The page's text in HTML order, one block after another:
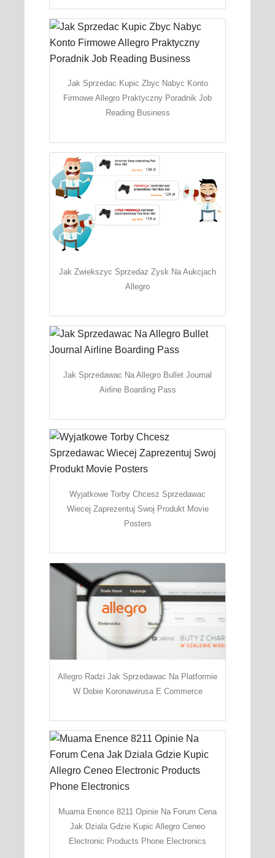
Jak Sprzedac Kupic Zbyc Nabyc Konto
Firmowe Allegro Praktyczny Poradnik Job
Reading Business
Jak Zwiekszyc Sprzedaz Zysk Na Aukcjach
Allegro
Jak Sprzedawac Na Allegro Bullet Journal
Airline Boarding Pass
Wyjatkowe Torby Chcesz Sprzedawac
Wiecej Zaprezentuj Swoj Produkt Movie
Posters
Allegro Radzi Jak Sprzedawac Na Platformie
W Dobie Koronawirusa E Commerce
Muama Enence 8211 Opinie Na Forum Cena
Jak Dziala Gdzie Kupic Allegro Ceneo
Electronic Products Phone Electronics